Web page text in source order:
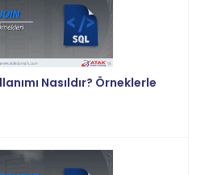
Nasıldır? Örneklerle